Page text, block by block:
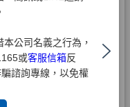
公司名義之行為，
或客服信箱反
諮詢專線，以免權